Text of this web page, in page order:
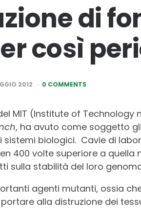
di
così
2012 0 COMMENTS
MIT (Institute of
, ha avuto come soggetto
sistemi biologici. Cavie di
400 volte superiore a quella
sulla stabilità del loro
agenti mutanti, ossia
alla distruzione dei